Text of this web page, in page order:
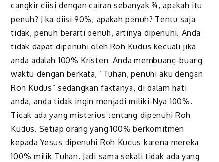
cangkir diisi dengan cairan sebanyak ¾, apakah itu
penuh? Jika diisi 90%, apakah penuh? Tentu saja
tidak, penuh berarti penuh, artinya dipenuhi. Anda
tidak dapat dipenuhi oleh Roh Kudus kecuali jika
anda adalah 100% Kristen. Anda membuang-buang
waktu dengan berkata, “Tuhan, penuhi aku dengan
Roh Kudus” sedangkan faktanya, di dalam hati
anda, anda tidak ingin menjadi miliki-Nya 100%.
Tidak ada yang misterius tentang dipenuhi Roh
Kudus. Setiap orang yang 100% berkomitmen
kepada Yesus dipenuhi Roh Kudus karena mereka
100% milik Tuhan. Jadi sama sekali tidak ada yang